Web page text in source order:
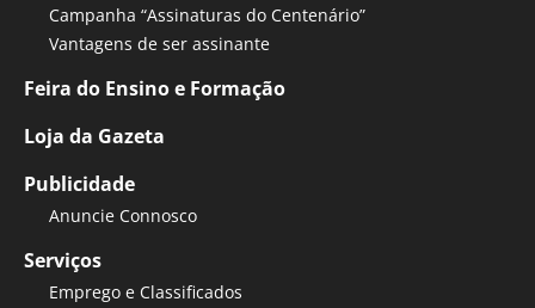
Campanha “Assinaturas do Centenário”
Vantagens de ser assinante
Feira do Ensino e Formação
Loja da Gazeta
Publicidade
Anuncie Connosco
Serviços
Emprego e Classificados